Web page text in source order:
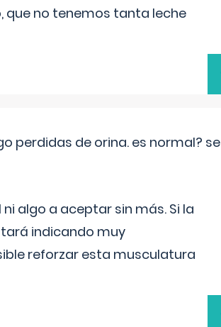
que no tenemos tanta leche
perdidas de orina. es normal? se
algo a aceptar sin más. Si la
indicando muy
reforzar esta musculatura